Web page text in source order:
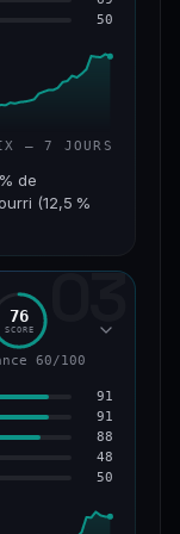
61/100
50
— 7 JOURS
de
(12,5 %
H
J
66/100
03
76
SCORE
60/100
91
91
88
48
50